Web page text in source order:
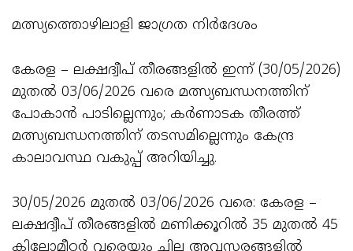
മത്സ്യത്തൊഴിലാളി ജാഗ്രത നിർദേശം
കേരള – ലക്ഷദ്വീപ്‌ തീരങ്ങളിൽ ഇന്ന് (30/05/2026)
മുതൽ 03/06/2026 വരെ മത്സ്യബന്ധനത്തിന്
പോകാൻ പാടില്ലെന്നും; കർണാടക തീരത്ത്‌
മത്സ്യബന്ധനത്തിന് തടസമില്ലെന്നും കേന്ദ്ര
കാലാവസ്ഥ വകുപ്പ് അറിയിച്ചു.
30/05/2026 മുതൽ 03/06/2026 വരെ: കേരള –
ലക്ഷദ്വീപ്‌ തീരങ്ങളിൽ മണിക്കൂറിൽ 35 മുതൽ 45
കിലോമീറ്റർ വരെയും ചില അവസരങ്ങളിൽ